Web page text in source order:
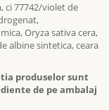
ci 77742/violet de
Oryza sativa cera,
albine sintetica, ceara
produselor sunt
de pe ambalaj